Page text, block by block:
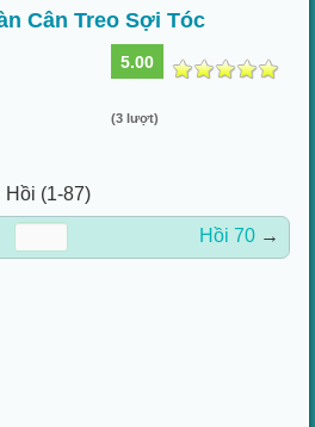
Cân Treo Sợi Tóc
5.00
(3 lượt)
Hồi (1-87)
Hồi 70 →